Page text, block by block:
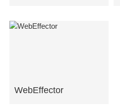
WebEffector